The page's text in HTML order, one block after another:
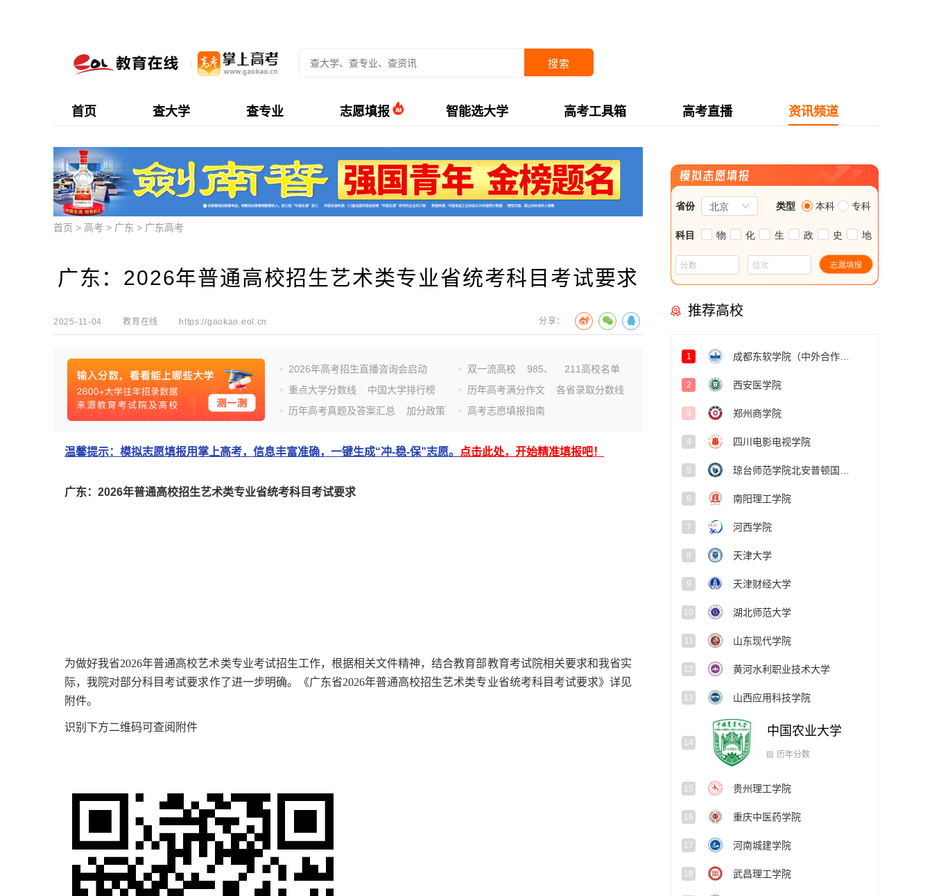
搜索
首页 查大学 查专业 志愿填报 智能选大学 高考工具箱 高考直播 资讯频道
首页 > 高考 > 广东 > 广东高考
广东：2026年普通高校招生艺术类专业省统考科目考试要求
2025-11-04 教育在线 https://gaokao.eol.cn 分享：
2026年高考招生直播咨询会启动
重点大学分数线
中国大学排行榜
历年高考真题及答案汇总
加分政策
双一流高校 985、
211高校名单
历年高考满分作文
各省录取分数线
高考志愿填报指南
温馨提示：模拟志愿填报用掌上高考，信息丰富准确，一键生成“冲-稳-保”志愿。 点击此处，开始精准填报吧！
广东：2026年普通高校招生艺术类专业省统考科目考试要求
为做好我省2026年普通高校艺术类专业考试招生工作，根据相关文件精神，结合教育部教育考试院相关要求和我省实
际，我院对部分科目考试要求作了进一步明确。《广东省2026年普通高校招生艺术类专业省统考科目考试要求》详见
附件。
识别下方二维码可查阅附件
推荐高校
1
2 西安医学院
3 郑州商学院
4 四川电影电视学院
5
6 南阳理工学院
7 河西学院
8 天津大学
9 天津财经大学
10 湖北师范大学
11 山东现代学院
12 黄河水利职业技术大学
13 山西应用科技学院
中国农业大学
贵州理工学院
历年分数
16 重庆中医药学院
17 河南城建学院
18 武昌理工学院